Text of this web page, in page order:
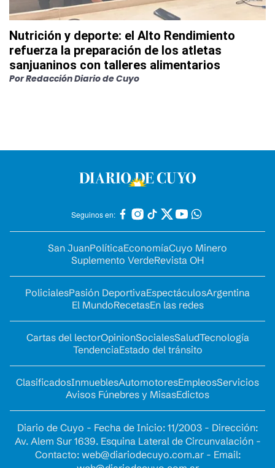
Nutrición y deporte: el Alto Rendimiento
refuerza la preparación de los atletas
sanjuaninos con talleres alimentarios
PorRedacción Diario de Cuyo
Seguinos en:
San JuanPolíticaEconomíaCuyo Minero
Suplemento VerdeRevista OH
PolicialesPasión DeportivaEspectáculosArgentina
El MundoRecetasEn las redes
Cartas del lectorOpinionSocialesSaludTecnología
TendenciaEstado del tránsito
ClasificadosInmueblesAutomotoresEmpleosServicios
Avisos Fúnebres y MisasEdictos
Diario de Cuyo - Fecha de Inicio: 11/2003 - Dirección:
Av. Alem Sur 1639. Esquina Lateral de Circunvalación -
Contacto: web@diariodecuyo.com.ar- Email: